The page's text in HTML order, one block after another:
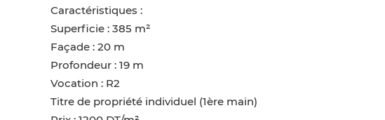
Caractéristiques :
Superficie : 385 m²
Façade : 20 m
Profondeur : 19 m
Vocation : R2
Titre de propriété individuel (1ère main)